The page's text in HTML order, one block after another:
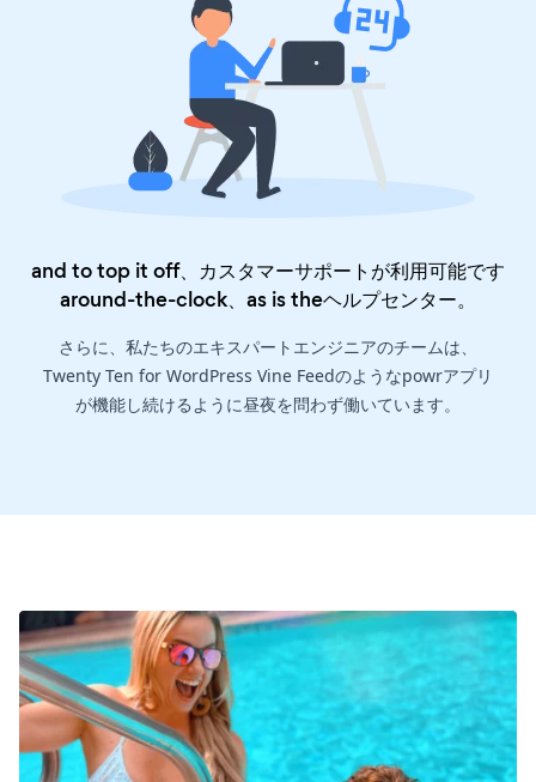
and to top it off、カスタマーサポートが利用可能です
around-the-clock、as is theヘルプセンター。
さらに、私たちのエキスパートエンジニアのチームは、
Twenty Ten for WordPress Vine Feedのようなpowrアプリ
が機能し続けるように昼夜を問わず働いています。